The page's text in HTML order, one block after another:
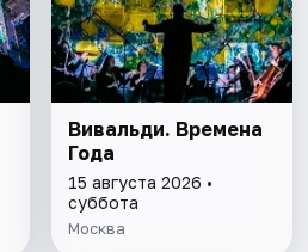
Вивальди. Времена
Года
15 августа 2026 •
суббота
Москва